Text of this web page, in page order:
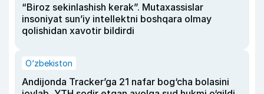
“Biroz sekinlashish kerak”. Mutaxassislar
insoniyat sun’iy intellektni boshqara olmay
qolishidan xavotir bildirdi
O‘zbekiston
Andijonda Tracker’ga 21 nafar bog‘cha bolasini